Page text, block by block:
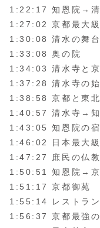
1:22:17 知恩院→清
1:27:02 京都最大級
1:30:08 清水の舞台
1:33:08 奥の院
1:34:03 清水寺と京
1:37:28 清水寺の始
1:38:58 京都と東北
1:40:57 清水寺→知
1:43:05 知恩院の宿
1:46:02 日本最大級
1:47:27 庶民の仏教
1:50:51 知恩院→京
1:51:17 京都御苑
1:55:14 レストラ
1:56:37 京都最強の